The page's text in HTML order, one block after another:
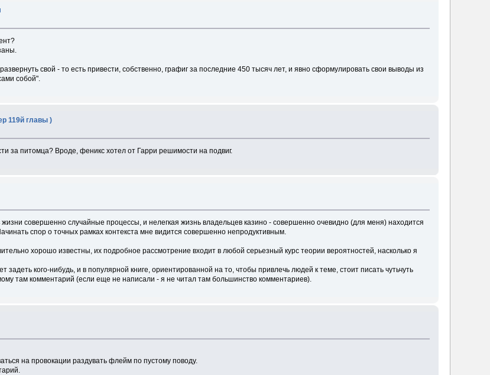
свой - то есть привести, собственно, графиг за последние 450 тысяч лет, и явно сформулировать свои выводы из
собой".
119й главы )
за питомца? Вроде, феникс хотел от Гарри решимости на подвиг.
совершенно случайные процессы, и нелегкая жизнь владельцев казино - совершенно очевидно (для меня) находится
спор о точных рамках контекста мне видится совершенно непродуктивным.
хорошо известны, их подробное рассмотрение входит в любой серьезный курс теории вероятностей, насколько я
кого-нибудь, и в популярной книге, ориентированной на то, чтобы привлечь людей к теме, стоит писать чутьчуть
там комментарий (если еще не написали - я не читал там большинство комментариев).
на провокации раздувать флейм по пустому поводу.